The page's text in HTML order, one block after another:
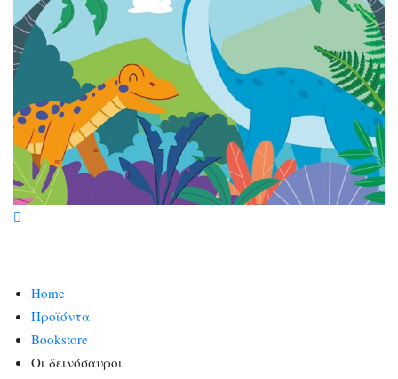
Home
Προϊόντα
Bookstore
Οι δεινόσαυροι